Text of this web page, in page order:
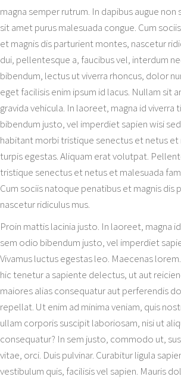
magna semper rutrum. In dapibus augue non
sit amet purus malesuada congue. Cum
et magnis dis parturient montes, nascetur
dui, pellentesque a, faucibus vel, interdum
bibendum, lectus ut viverra rhoncus, dolor
eget facilisis enim ipsum id lacus. Nullam sit
gravida vehicula. In laoreet, magna id viverra
bibendum justo, vel imperdiet sapien wisi
habitant morbi tristique senectus et netus et
turpis egestas. Aliquam erat volutpat.
tristique senectus et netus et malesuada
Cum sociis natoque penatibus et magnis dis
nascetur ridiculus mus.
Proin mattis lacinia justo. In laoreet, magna
sem odio bibendum justo, vel imperdiet
Vivamus luctus egestas leo. Maecenas
hic tenetur a sapiente delectus, ut aut
maiores alias consequatur aut perferendis
repellat. Ut enim ad minima veniam, quis
ullam corporis suscipit laboriosam, nisi ut
consequatur? In sem justo, commodo ut,
vitae, orci. Duis pulvinar. Curabitur ligula
vestibulum quis, facilisis vel sapien. Mauris